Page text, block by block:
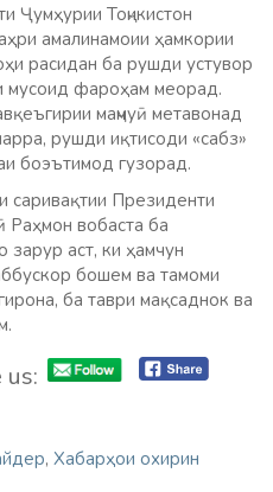
Ҷумҳурии Тоҷикистон
амалинамоии ҳамкории
расидан ба рушди устувор
мусоид фароҳам меорад.
маҷмуӣ метавонад
рушди иқтисоди «сабз»
боэътимод гузорад.
Президенти
Раҳмон вобаста ба
аст, ки ҳамчун
бошем ва тамоми
ба таври мақсаднок ва
, Хабарҳои охирин